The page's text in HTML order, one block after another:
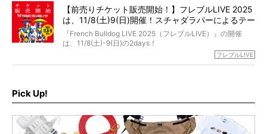
day1の司会はフレブルラバーのロッチさん。day2の音楽フ
ェスには世代ど真ん中のPUFFYが出演するなど、例年以上
に豪華なラインナップ。
北は北海道、南は鹿児島県から。全国のフレンチブルドッ
グが一堂に会した「フレブルLIVE2024」の模様を、詳しく
【前売りチケット販売開始！】フレブルLIVE 2025
は、11/8(土)9(日)開催！スチャダラパーによるテー
マソング制作も決定
『French Bulldog LIVE 2025（フレブルLIVE）』の開催
は、11/8(土)-9(日)の2days！
お得な前売りチケット、いよいよ販売スタートです！
ど、内容盛りだくさんでお送りしていますので、最後まで
お見逃しなく！
フレブルLIVE
Pick Up!